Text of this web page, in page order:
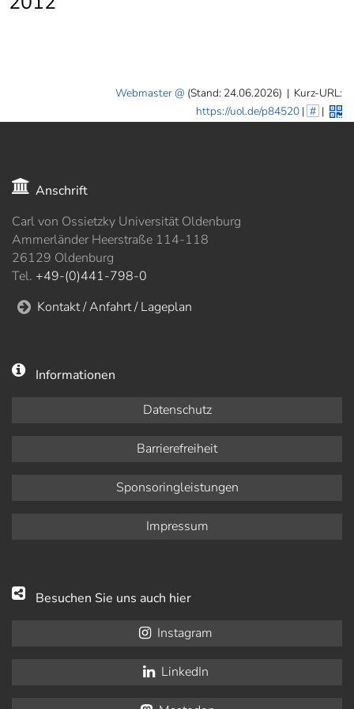
Webmaster (Stand: 24.06.2026) | Kurz-URL:
https://uol.de/p84520| # |
Anschrift
Carl von Ossietzky Universität Oldenburg
Ammerländer Heerstraße 114-118
26129 Oldenburg
Tel. +49-(0)441-798-0
Kontakt / Anfahrt / Lageplan
Informationen
Datenschutz
Barrierefreiheit
Sponsoringleistungen
Impressum
Besuchen Sie uns auch hier
Instagram
LinkedIn